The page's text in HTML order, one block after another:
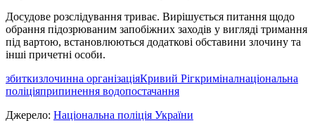
Досудове розслідування триває. Вирішується питання щодо
обрання підозрюваним запобіжних заходів у вигляді тримання
під вартою, встановлюються додаткові обставини злочину та
інші причетні особи.
збиткизлочинна організаціяКривий Рігкриміналнаціональна
поліціяприпинення водопостачання
Джерело: Національна поліція України